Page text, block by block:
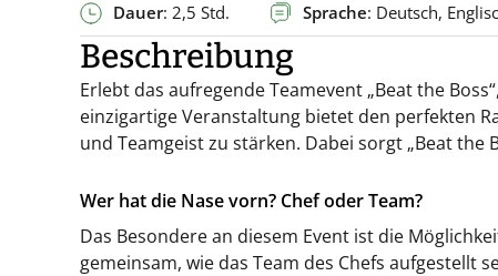
Dauer: 2,5 Std. Sprache: Deutsch,
Beschreibung
Erlebt das aufregende Teamevent „Beat the
einzigartige Veranstaltung bietet den perfekten
und Teamgeist zu stärken. Dabei sorgt „Beat the
Wer hat die Nase vorn? Chef oder Team?
Das Besondere an diesem Event ist die
gemeinsam, wie das Team des Chefs aufgestellt